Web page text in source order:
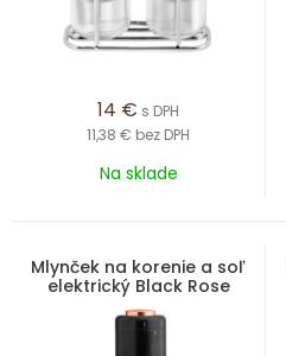
14 € s DPH
11,38 € bez DPH
Na sklade
Mlynček na korenie a soľ
elektrický Black Rose
Collection